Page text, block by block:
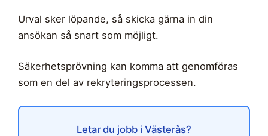
Urval sker löpande, så skicka gärna in din
ansökan så snart som möjligt.
Säkerhetsprövning kan komma att genomföras
som en del av rekryteringsprocessen.
Letar du jobb i Västerås?